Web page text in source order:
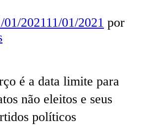
01/202111/01/2021 por
é a data limite para
não eleitos e seus
políticos